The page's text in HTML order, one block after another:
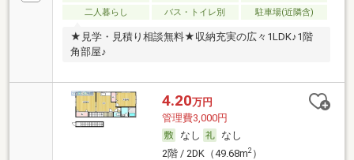
二人暮らし
バス・トイレ別 駐車場(近隣含)
★見学・見積り相談無料★収納充実の広々1LDK♪1階
角部屋♪
4.20万円
管理費3,000円
なし
なし
2階 / 2DK（49.68m2）